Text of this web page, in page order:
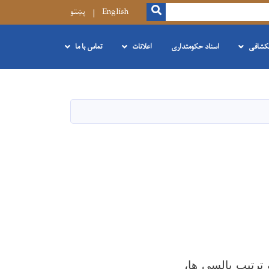
SEARCH
English پښتو
اسناد حکومتداری اعلانات تماس با ما
پالسی ها،